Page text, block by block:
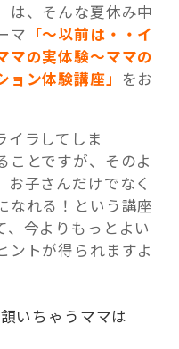
は、そんな夏休み中
マ 「～以前は・・イ
マの実体験～ママの
ン体験講座」 をお
イラしてしま
ことですが、そのよ
お子さんだけでなく
なれる！という講座
今よりもっとよい
ントが得られますよ
いちゃうママは